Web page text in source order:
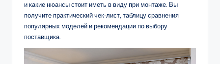
и какие нюансы стоит иметь в виду при монтаже. Вы
получите практический чек‑лист, таблицу сравнения
популярных моделей и рекомендации по выбору
поставщика.